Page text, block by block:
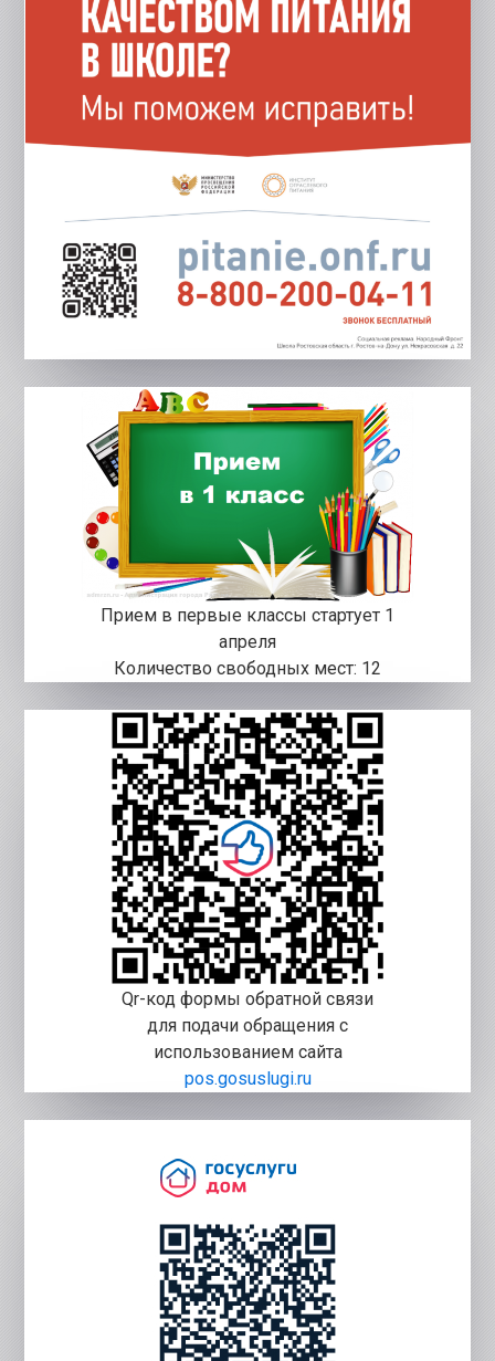
Прием в первые классы стартует 1
апреля
Количество свободных мест: 12
Qr-код формы обратной связи
для подачи обращения с
использованием сайта
pos.gosuslugi.ru